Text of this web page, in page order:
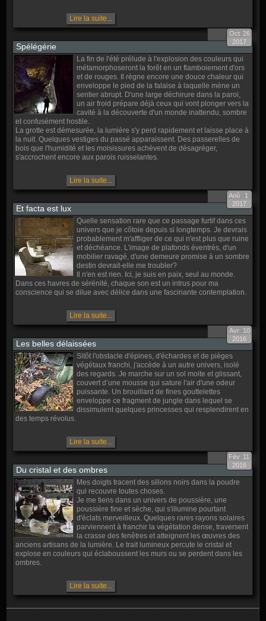
Lire la suite...
Spélégérie
26
Oct
2017
La fin de l'été prélude à l'explosion des couleurs qui
métamorphoseront la forêt en un flamboiement d'ors
et de rouges. Il règne encore une douce chaleur qui
enveloppe le pied de la falaise à laquelle mène un
sentier abrupt. D'une large déchirure dans la paroi,
un air froid prépare déjà ceux qui vont plonger vers la
cavité à la découverte d'un monde inattendu, sombre
et confusément hostile.
La grotte est démesurée, la lumière s'y perd rapidement et laisse place à
la nuit. Quelques vestiges du passé apparaissent. Des passerelles de
bois que l'humidité et les moisissures achèvent de désagréger,
s'accrochent encore aux parois ruisselantes.
Lire la suite...
Et facta est lux
1
Aoû
2017
Quelle sensation rare que ce passage furtif dans ces
univers que je côtoie depuis si longtemps. Je devrais
probablement m'affliger de ce qui n'est plus que ruine
et déchéance. L'image de plafonds éventrés, d'un
mobilier ravagé, d'une demeure promise à un sombre
destin devrait-elle me troubler?
Il n'en est rien. Ici, je suis en paix, seul au monde.
Dans ces havres de sérénité, chaque son est un intrus pour ma
conscience qui se dilue avec délice dans une fascinante contemplation.
Lire la suite...
Les belles délaissées
10
Avr
2016
Sitôt l'obstacle d'épines, d'échardes et de pièges
végétaux franchi, j'accède à un autre univers, isolé
des regards. Je marche sur un sol moite et glissant,
couvert d’une mousse qui sature l'air d'une odeur
puissante. Un brouillard de fines gouttelettes
enveloppe ce fragment de jungle dans lequel se
dissimulent quelques princesses qui resplendirent en
des temps révolus.
Lire la suite...
Du cristal et des ombres
11
Fév
2016
Mes doigts tracent des sillons noirs dans la poudre
qui recouvre toutes choses.
Je me tiens dans un univers de poussière, une
poussière fine et sèche, qui s'illumine pourtant
d'éclats merveilleux. Quelques rares rayons solaires
parviennent à franchir la végétation dense, traversent
la crasse des fenêtres et atteignent les œuvres des
anciens artisans de la lumière. Le trait lumineux percute le cristal et
explose en couleurs qui éclaboussent les murs ou se perdent dans les
ombres.
Lire la suite...